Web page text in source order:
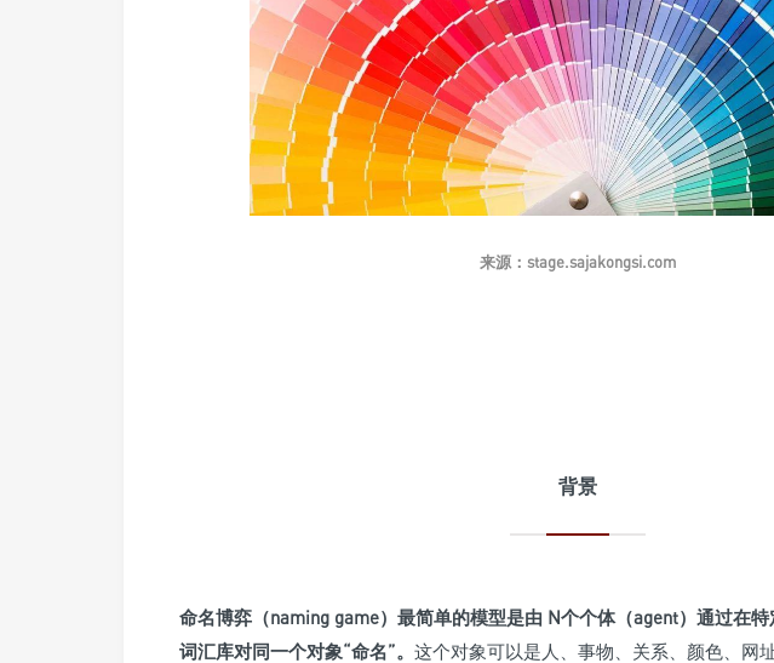
来源：stage.sajakongsi.com
背景
命名博弈（naming game）最简单的模型是由 N个个体（agent）通过在
词汇库对同一个对象“命名”。 这个对象可以是人、事物、关系、颜色、网